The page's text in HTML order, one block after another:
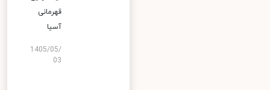
قهرمانی
آسیا
1405/05/
03